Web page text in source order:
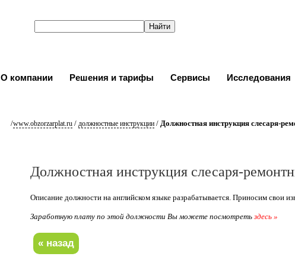
О компании Решения и тарифы Сервисы Исследования
/www.obzorzarplat.ru/ должностные инструкции/ Должностная инструкция слесаря-
Должностная инструкция слесаря-
Описание должности на английском языке разрабатывается. Приносим свои
Заработную плату по этой должности Вы можете посмотретьздесь »